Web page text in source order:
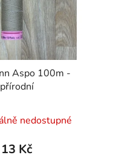
Aspo 100m -
přírodní
nedostupné
13 Kč